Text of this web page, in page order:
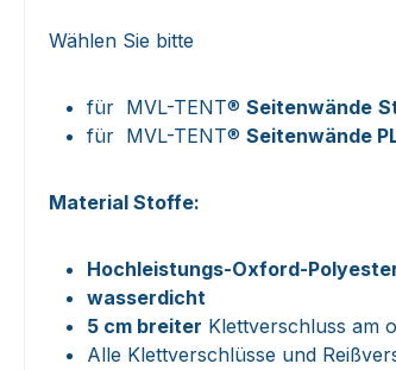
Wählen Sie bitte
für MVL-TENT® Seitenwände
für MVL-TENT® Seitenwände
Material Stoffe:
Hochleistungs-Oxford-
wasserdicht
5 cm breiter Klettverschluss am
Alle Klettverschlüsse und